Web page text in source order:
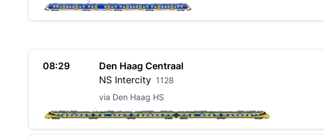
08:29
Den Haag Centraal
NS Intercity 1128
via Den Haag HS